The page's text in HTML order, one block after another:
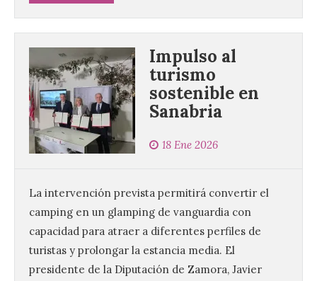
Impulso al
turismo
sostenible en
Sanabria
18 Ene 2026
La intervención prevista permitirá convertir el
camping en un glamping de vanguardia con
capacidad para atraer a diferentes perfiles de
turistas y prolongar la estancia media. El
presidente de la Diputación de Zamora, Javier